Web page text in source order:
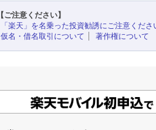
【ご注意ください】
「楽天」を名乗った投資勧誘にご注意くださ
仮名・借名取引について
著作権について